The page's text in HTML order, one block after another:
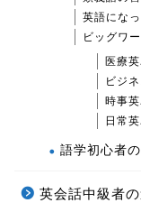
英語にな
ビッグワ
医療
ビジ
時事
日常
語学初心者
英会話中級者